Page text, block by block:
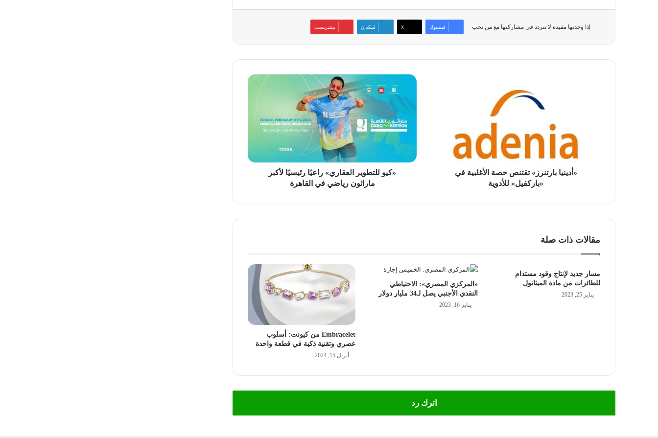
إذا وجدتها مفيدة لا تتردد فى مشاركتها مع من تحب فيسبوك ‫X لينكدإن بينتيريست
«باركفيل»
«أدينيا بارتنرز» تقتنص حصة الأغلبية في
«باركفيل» للأدوية
«كيو
رئيسيًا
لأكبر
في
«كيو للتطوير العقاري» راعيًا رئيسيًا لأكبر
ماراثون رياضي في القاهرة
مقالات ذات صلة
مسار جديد لإنتاج وقود مستدام
للطائرات من مادة الميثانول
يناير 25, 2023
«المركزي المصري»: الاحتياطي
النقدي الأجنبي يصل لـ34 مليار دولار
يناير 16, 2023
Embracelet من كيونت: أسلوب
عصري وتقنية ذكية في قطعة واحدة
أبريل 15, 2024
اترك رد